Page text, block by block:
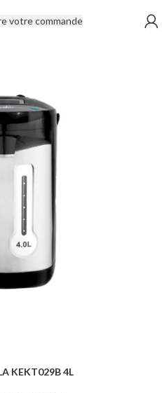
votre commande
KEKT029B 4L